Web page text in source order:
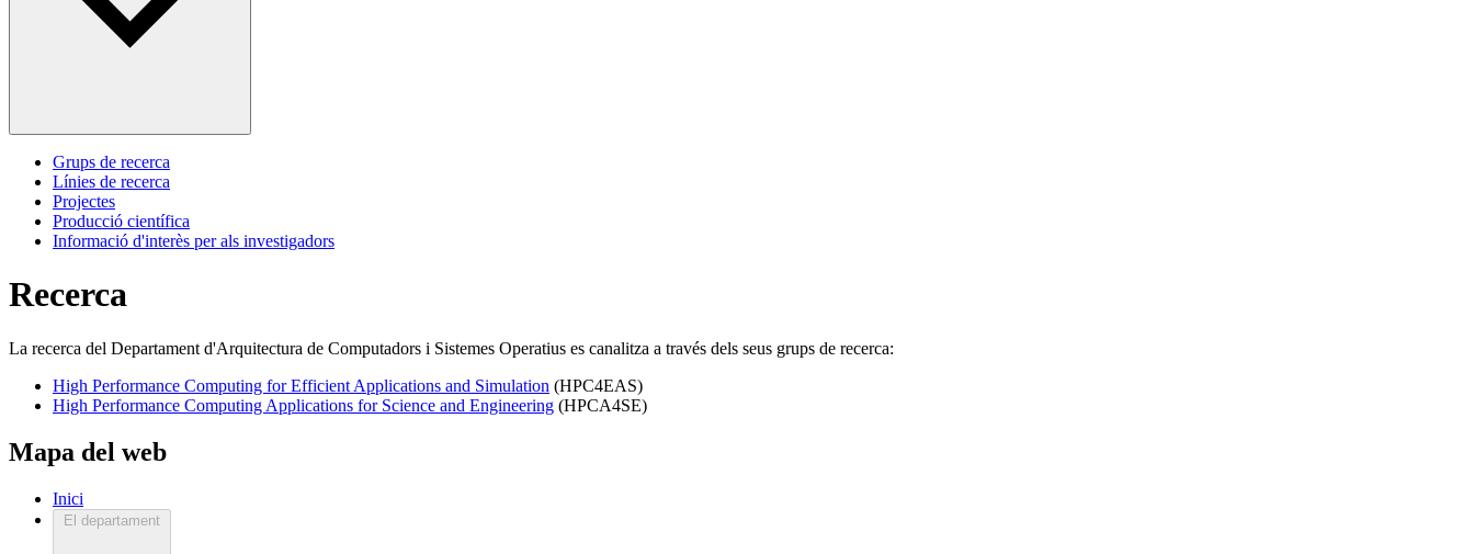
Grups de recerca
Línies de recerca
Projectes
Producció científica
Informació d'interès per als investigadors
Recerca
La recerca del Departament d'Arquitectura de Computadors i Sistemes Operatius es canalitza a través dels seus grups de recerca:
High Performance Computing for Efficient Applications and Simulation (HPC4EAS)
High Performance Computing Applications for Science and Engineering (HPCA4SE)
Mapa del web
Inici
El departament